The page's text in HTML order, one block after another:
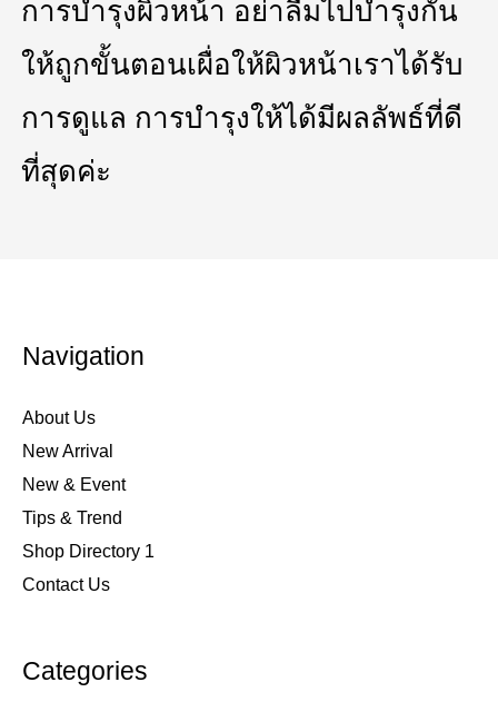
การบำรุงผิวหน้า อย่าลืมไปบำรุงกัน
ให้ถูกขั้นตอนเผื่อให้ผิวหน้าเราได้รับ
การดูแล การบำรุงให้ได้มีผลลัพธ์ที่ดี
ที่สุดค่ะ
Navigation
About Us
New Arrival
New & Event
Tips & Trend
Shop Directory 1
Contact Us
Categories